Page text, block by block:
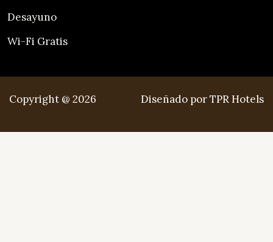
Desayuno
Wi-Fi Gratis
Copyright @ 2026 Diseñado por TPR Hotels